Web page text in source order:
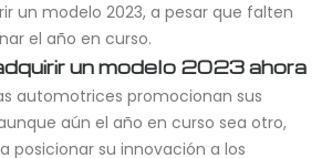
un modelo 2023, a pesar que falten
el año en curso.
un modelo 2023 ahora
automotrices promocionan sus
aún el año en curso sea otro,
posicionar su innovación a los